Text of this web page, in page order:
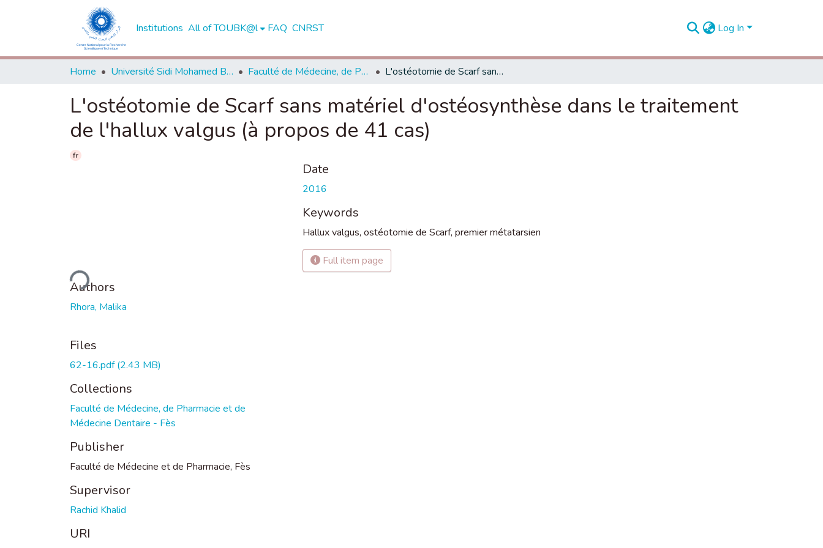
Institutions All of TOUBK@l FAQ CNRST Log In
Home Université Sidi Mohamed Ben Abdellah de Fès Faculté de Médecine, de Pharmacie et de Médecine Dentaire - Fès L'ostéotomie de Scarf sans matériel d'ostéosynthèse dans le traitement de l'hallux valgus (à propos de 41 cas)
L'ostéotomie de Scarf sans matériel d'ostéosynthèse dans le traitement
de l'hallux valgus (à propos de 41 cas)
fr
Loading...
Authors
Rhora, Malika
Files
62-16.pdf(2.43 MB)
Collections
Faculté de Médecine, de Pharmacie et de
Médecine Dentaire - Fès
Publisher
Faculté de Médecine et de Pharmacie, Fès
Supervisor
Rachid Khalid
URI
Date
2016
Keywords
Hallux valgus, ostéotomie de Scarf, premier métatarsien
Full item page